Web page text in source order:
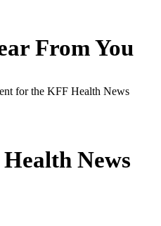
From You
for the KFF Health News
News